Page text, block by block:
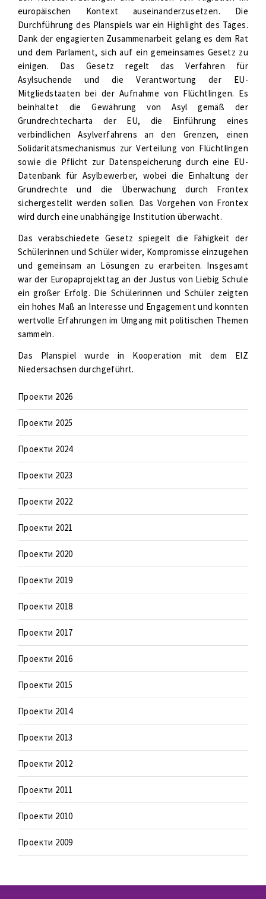
europäischen Kontext auseinanderzusetzen. Die
Durchführung des Planspiels war ein Highlight des Tages.
Dank der engagierten Zusammenarbeit gelang es dem Rat
und dem Parlament, sich auf ein gemeinsames Gesetz zu
einigen. Das Gesetz regelt das Verfahren für
Asylsuchende und die Verantwortung der EU-
Mitgliedstaaten bei der Aufnahme von Flüchtlingen. Es
beinhaltet die Gewährung von Asyl gemäß der
Grundrechtecharta der EU, die Einführung eines
verbindlichen Asylverfahrens an den Grenzen, einen
Solidaritätsmechanismus zur Verteilung von Flüchtlingen
sowie die Pflicht zur Datenspeicherung durch eine EU-
Datenbank für Asylbewerber, wobei die Einhaltung der
Grundrechte und die Überwachung durch Frontex
sichergestellt werden sollen. Das Vorgehen von Frontex
wird durch eine unabhängige Institution überwacht.
Das verabschiedete Gesetz spiegelt die Fähigkeit der
Schülerinnen und Schüler wider, Kompromisse einzugehen
und gemeinsam an Lösungen zu erarbeiten. Insgesamt
war der Europaprojekttag an der Justus von Liebig Schule
ein großer Erfolg. Die Schülerinnen und Schüler zeigten
ein hohes Maß an Interesse und Engagement und konnten
wertvolle Erfahrungen im Umgang mit politischen Themen
sammeln.
Das Planspiel wurde in Kooperation mit dem EIZ
Niedersachsen durchgeführt.
Проекти 2026
Проекти 2025
Проекти 2024
Проекти 2023
Проекти 2022
Проекти 2021
Проекти 2020
Проекти 2019
Проекти 2018
Проекти 2017
Проекти 2016
Проекти 2015
Проекти 2014
Проекти 2013
Проекти 2012
Проекти 2011
Проекти 2010
Проекти 2009